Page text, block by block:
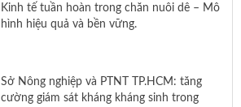
Kinh tế tuần hoàn trong chăn nuôi dê – Mô
hình hiệu quả và bền vững.
Sở Nông nghiệp và PTNT TP.HCM: tăng
cường giám sát kháng kháng sinh trong